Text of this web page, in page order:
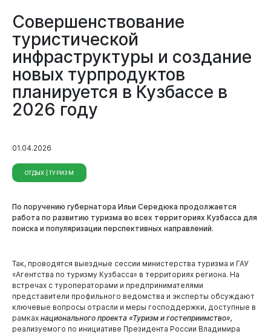
Бизнесу
Совершенствование
туристической
инфраструктуры и создание
новых турпродуктов
планируется в Кузбассе в
2026 году
01.04.2026
ОТДЫХ | ТУРИЗМ
По поручению губернатора Ильи Середюка продолжается
работа по развитию туризма во всех территориях Кузбасса для
поиска и популяризации перспективных направлений.
Так, проводятся выездные сессии министерства туризма и ГАУ
«Агентства по туризму Кузбасса» в территориях региона. На
встречах с туроператорами и предпринимателями
представители профильного ведомства и эксперты обсуждают
ключевые вопросы отрасли и меры господдержки, доступные в
рамках национального проекта «Туризм и гостеприимство»,
реализуемого по инициативе Президента России Владимира